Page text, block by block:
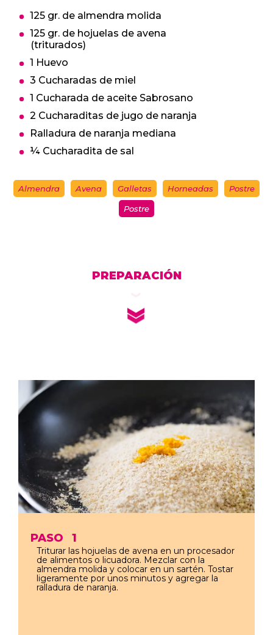
125 gr. de almendra molida
125 gr. de hojuelas de avena
(triturados)
1 Huevo
3 Cucharadas de miel
1 Cucharada de aceite Sabrosano
2 Cucharaditas de jugo de naranja
Ralladura de naranja mediana
¼ Cucharadita de sal
Almendra Avena Galletas Horneadas Postre
Postre
PREPARACIÓN
PASO 1
Triturar las hojuelas de avena en un procesador
de alimentos o licuadora. Mezclar con la
almendra molida y colocar en un sartén. Tostar
ligeramente por unos minutos y agregar la
ralladura de naranja.